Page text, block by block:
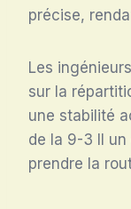
précise,
Les
sur la
une stabilité
de la 9-3 II
prendre la